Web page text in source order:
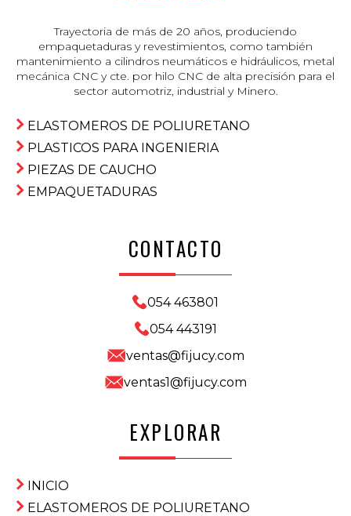
Trayectoria de más de 20 años, produciendo
empaquetaduras y revestimientos, como también
mantenimiento a cilindros neumáticos e hidráulicos, metal
mecánica CNC y cte. por hilo CNC de alta precisión para el
sector automotriz, industrial y Minero.
ELASTOMEROS DE POLIURETANO
PLASTICOS PARA INGENIERIA
PIEZAS DE CAUCHO
EMPAQUETADURAS
CONTACTO
054 463801
054 443191
ventas@fijucy.com
ventas1@fijucy.com
EXPLORAR
INICIO
ELASTOMEROS DE POLIURETANO